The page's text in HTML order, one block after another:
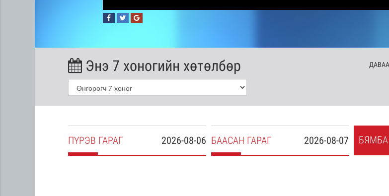
Энэ 7 хоногийн хөтөлбөр ДАВАА
2026-08-06
ПҮРЭВ ГАРАГ 2026-08-07
БААСАН ГАРАГ БЯМБА